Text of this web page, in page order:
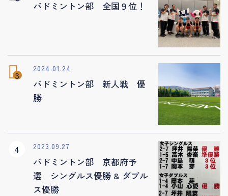
バドミントン部 全国９位！
2024.01.24
バドミントン部 新人戦 優
勝
2023.09.27
バドミントン部 京都府予
選 シングルス優勝 & ダブル
ス優勝